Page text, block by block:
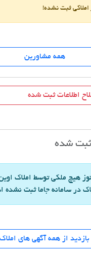
ثبت نشده!
همه مشاورین
اطلاعات ثبت شده
ثبت شده
هیچ ملکی توسط املاک
در سامانه جاما ثبت نشده
بازدید از همه آگهی های املاک